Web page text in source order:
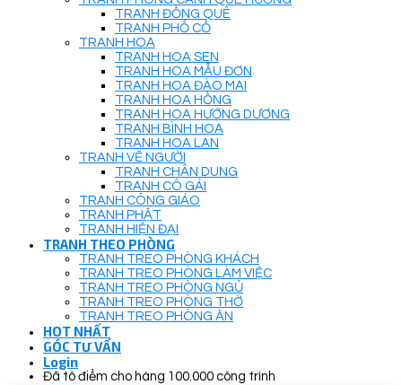
TRANH ĐỒNG QUÊ
TRANH PHỐ CỔ
TRANH HOA
TRANH HOA SEN
TRANH HOA MẪU ĐƠN
TRANH HOA ĐÀO MAI
TRANH HOA HỒNG
TRANH HOA HƯỚNG DƯƠNG
TRANH BÌNH HOA
TRANH HOA LAN
TRANH VẼ NGƯỜI
TRANH CHÂN DUNG
TRANH CÔ GÁI
TRANH CÔNG GIÁO
TRANH PHẬT
TRANH HIỆN ĐẠI
TRANH THEO PHÒNG
TRANH TREO PHÒNG KHÁCH
TRANH TREO PHÒNG LÀM VIỆC
TRANH TREO PHÒNG NGỦ
TRANH TREO PHÒNG THỜ
TRANH TREO PHÒNG ĂN
HOT NHẤT
GÓC TƯ VẤN
Login
Đã tô điểm cho hàng 100.000 công trình